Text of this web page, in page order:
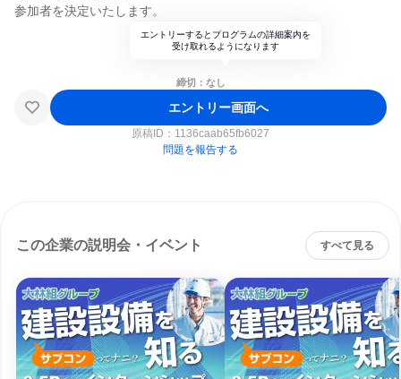
参加者を決定いたします。
エントリーするとプログラムの詳細案内を
受け取れるようになります
締切：なし
エントリー画面へ
原稿ID： 1136caab65fb6027
問題を報告する
この企業の説明会・イベント すべて見る